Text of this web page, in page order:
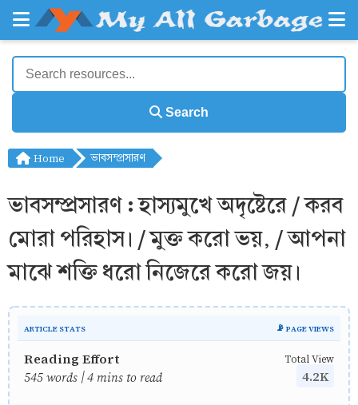
Search
Home ভাবসম্প্রসারণ
ভাবসম্প্রসারণ : হাস্যমুখে অদৃষ্টেরে / করব
মোরা পরিহাস। / মুক্ত করো ভয়, / আপনা
মাঝে শক্তি ধরো নিজেরে করো জয়।
ARTICLE STATS 📡 PAGE VIEWS
Reading Effort
545 words | 4 mins to read
Total View
4.2K